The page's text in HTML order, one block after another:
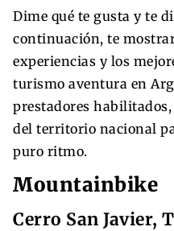
Dime qué te gusta y te
continuación, te
experiencias y los
turismo aventura en
prestadores
del territorio nacional
puro ritmo.
Mountainbike
Cerro San Javier,